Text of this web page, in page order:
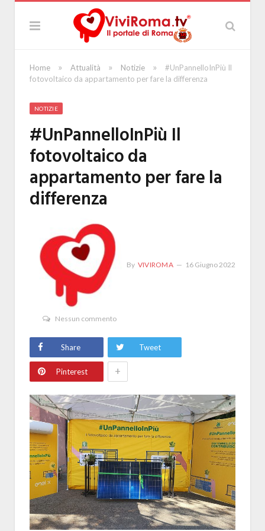
Home » Attualità » Notizie »
#UnPannelloInPiù Il
fotovoltaico da appartamento per fare la differenza
NOTIZIE
#UnPannelloInPiù Il
fotovoltaico da
appartamento per fare la
differenza
By VIVIROMA 16 Giugno 2022
Nessun commento
Share Tweet
Pinterest +